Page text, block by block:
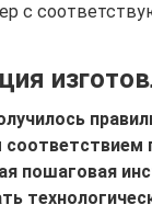
с
пошаговая